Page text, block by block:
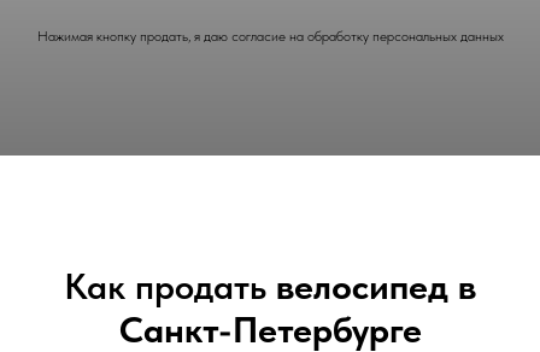
Нажимая кнопку продать, я даю согласие на обработку персональных данных
Как продать велосипед в
Санкт-Петербурге